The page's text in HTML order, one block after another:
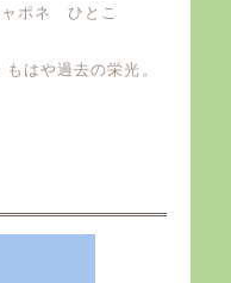
ポネ ひとこ
はや過去の栄光。